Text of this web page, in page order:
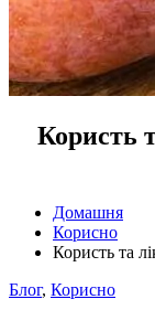
Користь
Домашня
Корисно
Користь та
Блог, Корисно